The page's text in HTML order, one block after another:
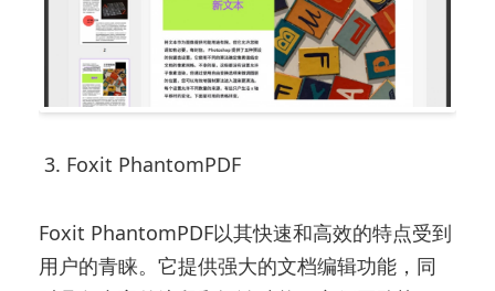
3. Foxit PhantomPDF
Foxit PhantomPDF以其快速和高效的特点受到
用户的青睐。它提供强大的文档编辑功能，同